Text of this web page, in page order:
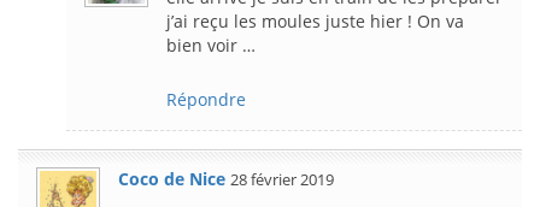
j’ai reçu les moules juste hier ! On va
bien voir …
Répondre
Coco de Nice 28 février 2019